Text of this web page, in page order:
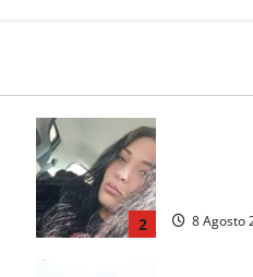
2 8 Agosto